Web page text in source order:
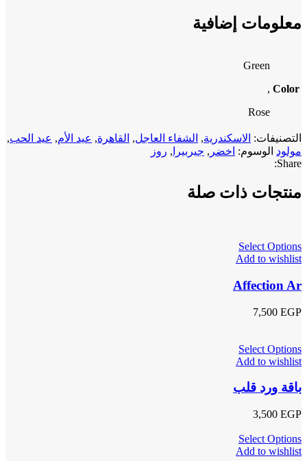
معلومات إضافية
Color
Green
,
Rose
التصنيفات: الاسكندرية, الشفاء العاجل, القاهرة, عيد الأم, عيد الحب,
مولود الوسوم: اخضر , جيربيرا , روز
Share:
منتجات ذات صلة
Select Options
Add to wishlist
Affection Ar
7,500 EGP
Select Options
Add to wishlist
باقة ورد قلب
3,500 EGP
Select Options
Add to wishlist